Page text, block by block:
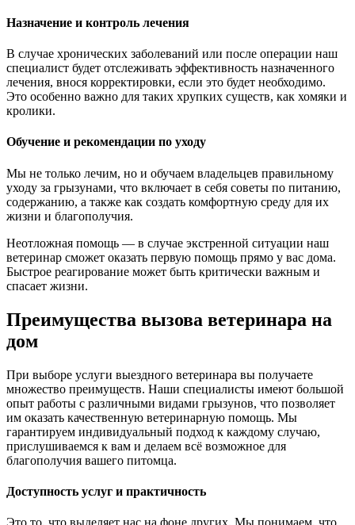
Назначение и контроль лечения
В случае хронических заболеваний или после операции наш
специалист будет отслеживать эффективность назначенного
лечения, внося корректировки, если это будет необходимо.
Это особенно важно для таких хрупких существ, как хомяки и
кролики.
Обучение и рекомендации по уходу
Мы не только лечим, но и обучаем владельцев правильному
уходу за грызунами, что включает в себя советы по питанию,
содержанию, а также как создать комфортную среду для их
жизни и благополучия.
Неотложная помощь — в случае экстренной ситуации наш
ветеринар сможет оказать первую помощь прямо у вас дома.
Быстрое реагирование может быть критически важным и
спасает жизни.
Преимущества вызова ветеринара на
дом
При выборе услуги выездного ветеринара вы получаете
множество преимуществ. Наши специалисты имеют большой
опыт работы с различными видами грызунов, что позволяет
им оказать качественную ветеринарную помощь. Мы
гарантируем индивидуальный подход к каждому случаю,
прислушиваемся к вам и делаем всё возможное для
благополучия вашего питомца.
Доступность услуг и практичность
Это то, что выделяет нас на фоне других. Мы понимаем, что